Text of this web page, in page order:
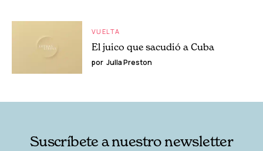
VUELTA
El juico que sacudió a Cuba
por Julla Preston
Suscríbete a nuestro newsletter